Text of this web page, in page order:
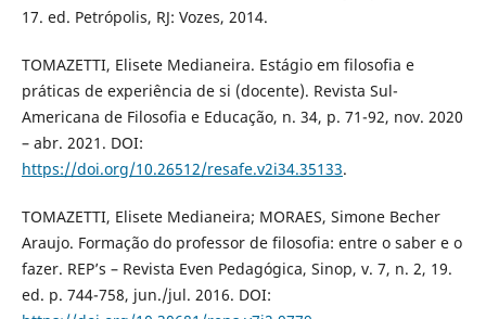
17. ed. Petrópolis, RJ: Vozes, 2014.
TOMAZETTI, Elisete Medianeira. Estágio em filosofia e
práticas de experiência de si (docente). Revista Sul-
Americana de Filosofia e Educação, n. 34, p. 71-92, nov. 2020
– abr. 2021. DOI:
https://doi.org/10.26512/resafe.v2i34.35133.
TOMAZETTI, Elisete Medianeira; MORAES, Simone Becher
Araujo. Formação do professor de filosofia: entre o saber e o
fazer. REP’s – Revista Even Pedagógica, Sinop, v. 7, n. 2, 19.
ed. p. 744-758, jun./jul. 2016. DOI: